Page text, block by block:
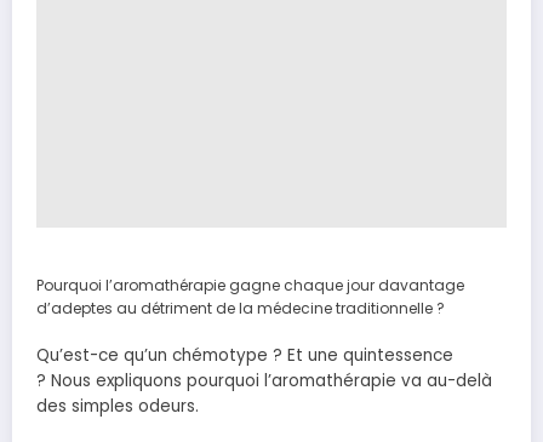
Pourquoi l’aromathérapie gagne chaque jour davantage
d’adeptes au détriment de la médecine traditionnelle ?
Qu’est-ce qu’un chémotype ? Et une quintessence
? Nous expliquons pourquoi l’aromathérapie va au-delà
des simples odeurs.